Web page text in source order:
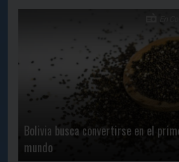
Bolivia busca convertirse en el
mundo